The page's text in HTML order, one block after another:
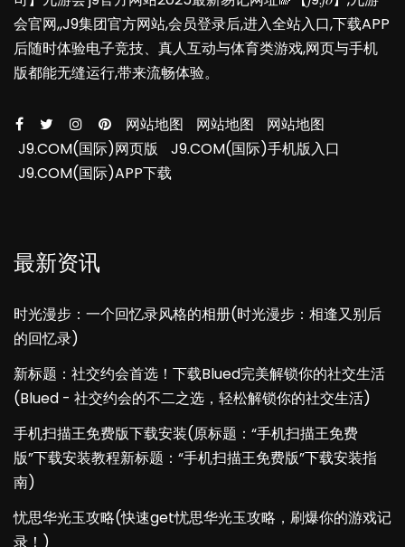
会官网,,J9集团官方网站,会员登录后,进入全站入口,下载APP
后随时体验电子竞技、真人互动与体育类游戏,网页与手机
版都能无缝运行,带来流畅体验。
网站地图 网站地图
网站地图
J9.COM(国际)网页版
J9.COM(国际)手机版入口
J9.COM(国际)APP下载
最新资讯
时光漫步：一个回忆录风格的相册(时光漫步：相逢又别后
的回忆录)
新标题：社交约会首选！下载Blued完美解锁你的社交生活
(Blued - 社交约会的不二之选，轻松解锁你的社交生活)
手机扫描王免费版下载安装(原标题：“手机扫描王免费
版”下载安装教程新标题：“手机扫描王免费版”下载安装指
南)
忧思华光玉攻略(快速get忧思华光玉攻略，刷爆你的游戏记
录！)